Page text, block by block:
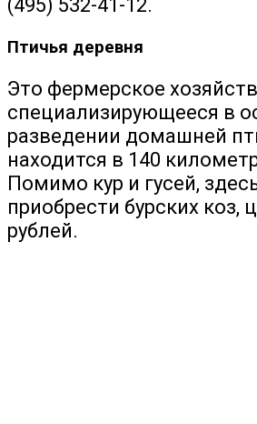
(495) 532-41-12.
Птичья деревня
Это фермерское
специализирующееся в
разведении домашней
находится в 140
Помимо кур и гусей,
приобрести бурских коз,
рублей.